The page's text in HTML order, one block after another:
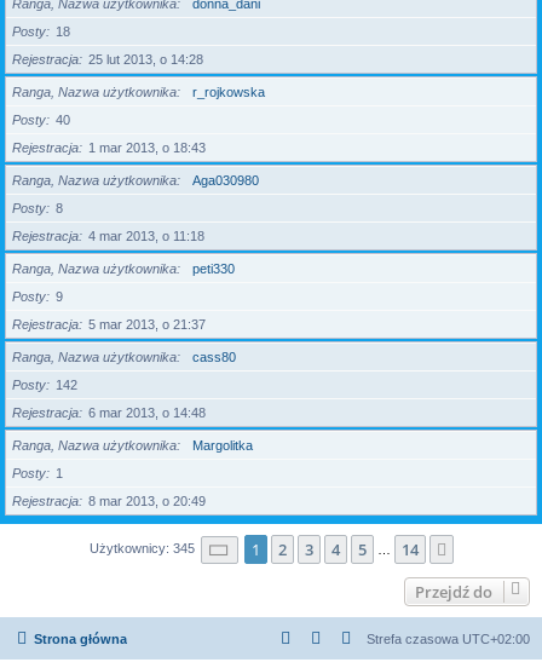
Ranga, Nazwa użytkownika
donna_dani
Posty
18
Rejestracja
25 lut 2013, o 14:28
Ranga, Nazwa użytkownika
r_rojkowska
Posty
40
Rejestracja
1 mar 2013, o 18:43
Ranga, Nazwa użytkownika
Aga030980
Posty
8
Rejestracja
4 mar 2013, o 11:18
Ranga, Nazwa użytkownika
peti330
Posty
9
Rejestracja
5 mar 2013, o 21:37
Ranga, Nazwa użytkownika
cass80
Posty
142
Rejestracja
6 mar 2013, o 14:48
Ranga, Nazwa użytkownika
Margolitka
Posty
1
Rejestracja
8 mar 2013, o 20:49
Użytkownicy: 345 Strona1 z14
1 2 3 4 5 14
Przejdź do
Strona główna Strefa czasowa UTC+02:00